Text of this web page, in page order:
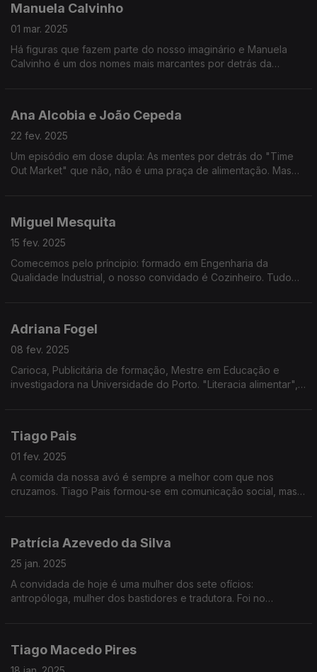
Manuela Calvinho
01 mar. 2025
Há figuras que fazem parte do nosso imaginário e Manuela
Calvinho é um dos nomes mais marcantes por detrás da
Ana Alcobia e João Cepeda
22 fev. 2025
Um episódio em dose dupla: As mentes por detrás do "Time
Out Market" que não, não é uma praça de alimentação. Mas
Miguel Mesquita
15 fev. 2025
Comecemos pelo príncipio: formado em Engenharia da
Qualidade Industrial, o nosso convidado é Cozinheiro. Tudo
Adriana Fogel
08 fev. 2025
Carioca, Publicitária de formação, Mestre em Educação e
investigadora na Universidade do Porto. "Literacia alimentar",
Tiago Pais
01 fev. 2025
A comida da nossa avó é sempre a melhor com que nos
cruzamos. Tiago Pais formou-se em comunicação social, mas
Patrícia Azevedo da Silva
25 jan. 2025
A convidada de hoje é uma mulher dos sete ofícios:
antropóloga, mulher dos bastidores e tradutora. Foi no
Tiago Macedo Pires